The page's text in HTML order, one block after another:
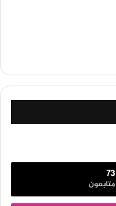
73
متابعون